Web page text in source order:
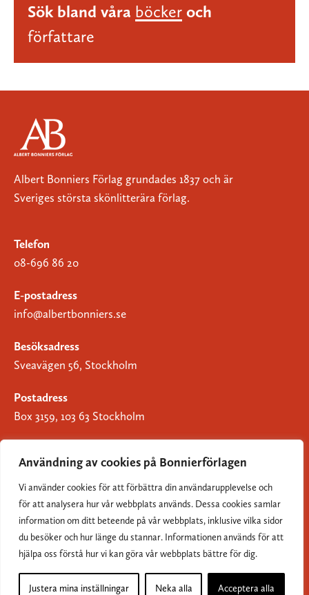
Användning av cookies på Bonnierförlagen
Vi använder cookies för att förbättra din användarupplevelse och
för att analysera hur vår webbplats används. Dessa cookies samlar
information om ditt beteende på vår webbplats, inklusive vilka sidor
du besöker och hur länge du stannar. Informationen används för att
hjälpa oss förstå hur vi kan göra vår webbplats bättre för dig.
Justera mina inställningar Neka alla Acceptera alla
Sök bland våra böcker och
författare
Albert Bonniers Förlag grundades 1837 och är
Sveriges största skönlitterära förlag.
Telefon
08-696 86 20
E-postadress
info@albertbonniers.se
Besöksadress
Sveavägen 56, Stockholm
Postadress
Box 3159, 103 63 Stockholm
Om Bonnierförlagen
Cookies
Integritetspolicy